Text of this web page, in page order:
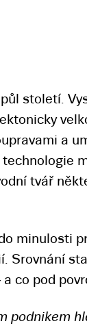
století.
a
tvář
minulosti
Srovnání
co pod
podnikem